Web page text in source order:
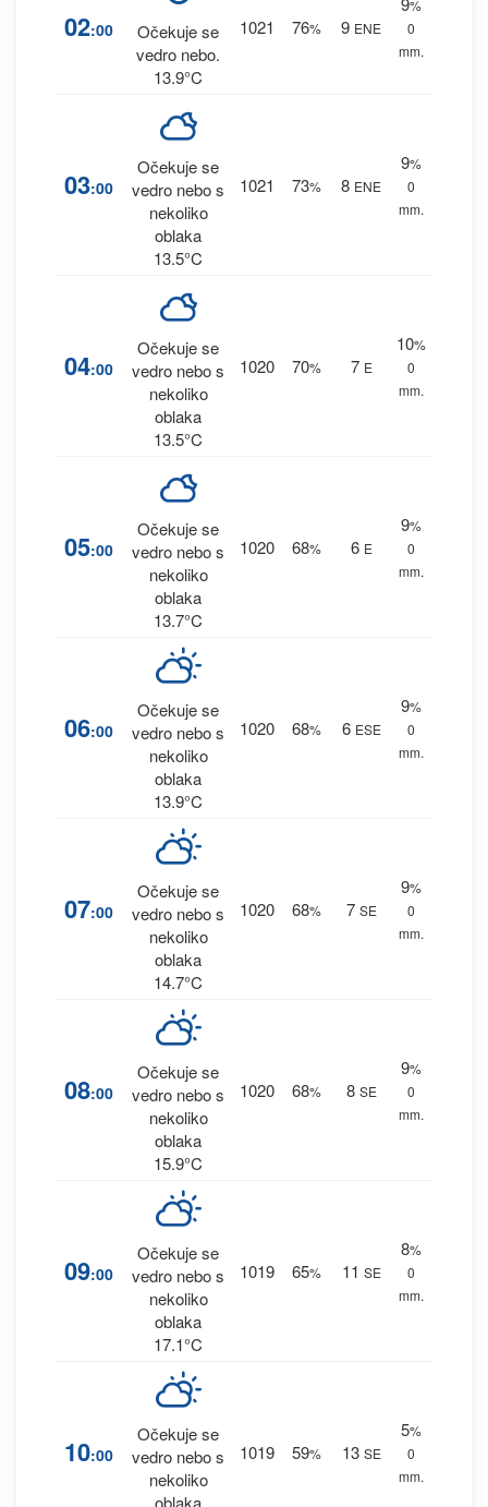
02:00
Očekuje se
vedro nebo.
13.9°C
1021 76% 9 ENE
%
0
mm.
03:00
Očekuje se
vedro nebo s
nekoliko
oblaka
13.5°C
1021 73% 8 ENE
9%
0
mm.
04:00
Očekuje se
vedro nebo s
nekoliko
oblaka
13.5°C
1020 70% 7 E
10%
0
mm.
05:00
Očekuje se
vedro nebo s
nekoliko
oblaka
13.7°C
1020 68% 6 E
9%
0
mm.
06:00
Očekuje se
vedro nebo s
nekoliko
oblaka
13.9°C
1020 68% 6 ESE
9%
0
mm.
07:00
Očekuje se
vedro nebo s
nekoliko
oblaka
14.7°C
1020 68% 7 SE
9%
0
mm.
08:00
Očekuje se
vedro nebo s
nekoliko
oblaka
15.9°C
1020 68% 8 SE
9%
0
mm.
09:00
Očekuje se
vedro nebo s
nekoliko
oblaka
17.1°C
1019 65% 11 SE
8%
0
mm.
10:00
Očekuje se
vedro nebo s
nekoliko
oblaka
1019 59% 13 SE
5%
0
mm.